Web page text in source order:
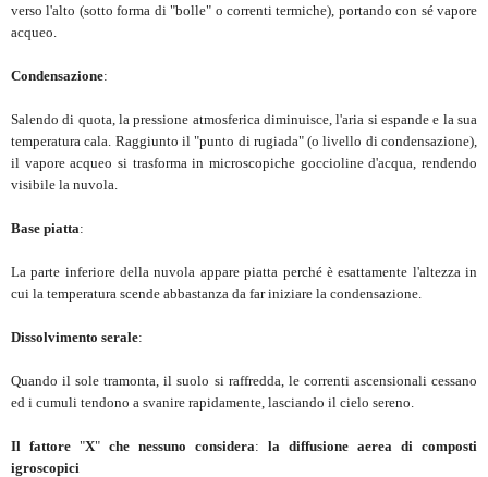
verso l'alto (sotto forma di "bolle" o correnti termiche), portando con sé vapore
acqueo.
Condensazione:
Salendo di quota, la pressione atmosferica diminuisce, l'aria si espande e la sua
temperatura cala. Raggiunto il "punto di rugiada" (o livello di condensazione),
il vapore acqueo si trasforma in microscopiche goccioline d'acqua, rendendo
visibile la nuvola.
Base piatta:
La parte inferiore della nuvola appare piatta perché è esattamente l'altezza in
cui la temperatura scende abbastanza da far iniziare la condensazione.
Dissolvimento serale:
Quando il sole tramonta, il suolo si raffredda, le correnti ascensionali cessano
ed i cumuli tendono a svanire rapidamente, lasciando il cielo sereno.
Il fattore "X" che nessuno considera: la diffusione aerea di composti
igroscopici